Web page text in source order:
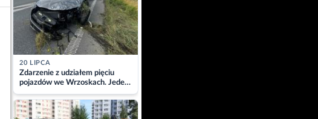
20 LIPCA
Zdarzenie z udziałem pięciu
pojazdów we Wrzoskach. Jeden
z kierowców zabrany w
kajdankach